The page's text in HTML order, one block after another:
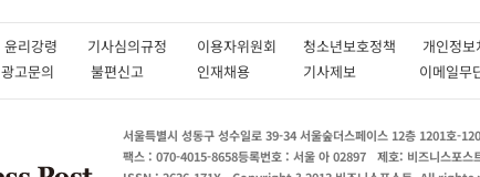
윤리강령 기사심의규정 이용자위원회 청소년보호정책 개인정
광고문의 불편신고 인재채용 기사제보 이메일무
서울특별시 성동구 성수일로 39-34 서울숲더스페이스 12층 1201호-
팩스 : 070-4015-8658등록번호 : 서울 아 02897 제호: 비즈니스포스